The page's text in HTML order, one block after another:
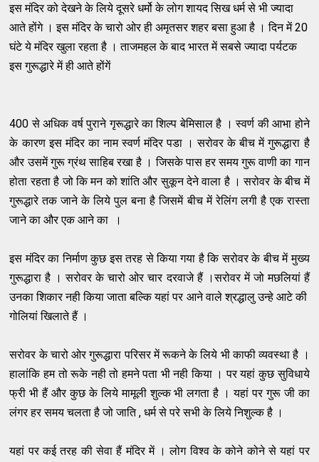
इस मंदिर को देखने के लिये दूसरे धर्मो के लोग शायद सिख धर्म से भी ज्यादा
आते होंगे । इस मंदिर के चारो ओर ही अमृतसर शहर बसा हुआ है । दिन में 20
घंटे ये मंदिर खुला रहता है । ताजमहल के बाद भारत में सबसे ज्यादा पर्यटक
इस गुरूद्धारे में ही आते होंगें
400 से अधिक वर्ष पुराने गृरूद्धारे का​ शिल्प बेमिसाल है । स्वर्ण की आभा होने
के कारण इस मंदिर का नाम स्वर्ण मंदिर पडा । सरोवर के बीच में गुरूद्धारा है
और उसमें गुरू ग्रंथ साहिब रखा है । जिसके पास हर समय गुरू वाणी का गान
होता रहता है जो कि मन को शांति और सुकून देने वाला है । सरोवर के बीच में
गुरूद्धारे तक जाने के लिये पुल बना है जिसमें बीच में रेलिंग लगी है एक रास्ता
जाने का और एक आने का ।
इस मंदिर का निर्माण कुछ इस तरह से किया गया है कि सरोवर के बीच में मुख्य
गुरूद्धारा है । सरोवर के चारो ओर चार दरवाजे हैं ।सरोवर में जो मछलियां हैं
उनका शिकार नही किया जाता ​बल्कि यहां पर आने वाले श्रद्धालु उन्हे आटे की ​
गोलियां खिलाते हैं ।
सरोवर के चारो ओर गुरूद्धारा परिसर में रूकने के लिये भी काफी व्यवस्था है ।
हालांकि हम तो रूके नही तो हमने पता भी नही किया । पर यहां कुछ सुविधाये
फ्री भी हैं और कुछ के लिये मामूली शुल्क भी लगता है । यहां पर गुरू जी का
लंगर हर समय चलता है जो जाति , धर्म से परे सभी के लिये निशुल्क है ।
यहां पर कई तरह की सेवा हैं मंदिर में । लोग विश्व के कोने कोने से यहां पर